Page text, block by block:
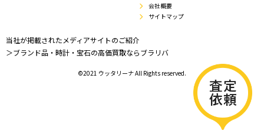
会社概要
サイトマップ
当社が掲載されたメディアサイトのご紹介
＞ブランド品・時計・宝石の高価買取ならブラリバ
©2021 ウッタリーナ All Rights reserved.